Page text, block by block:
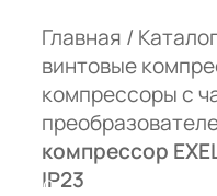
Главная /
винтовые
компрессоры с
компрессор
IP23
С